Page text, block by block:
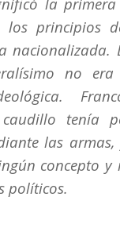
los principios
nacionalizada.
no era
tenía
las
concepto y
políticos.